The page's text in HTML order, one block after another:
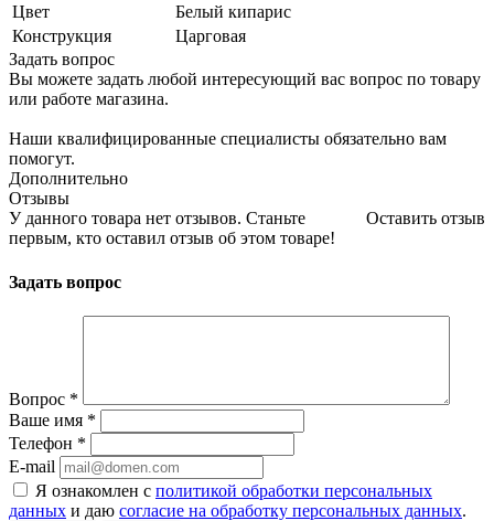
Цвет
Белый кипарис
Конструкция
Царговая
Задать вопрос
Вы можете задать любой интересующий вас вопрос по товару
или работе магазина.
Наши квалифицированные специалисты обязательно вам
помогут.
Дополнительно
Отзывы
Оставить отзыв
У данного товара нет отзывов. Станьте
первым, кто оставил отзыв об этом товаре!
Задать вопрос
Вопрос *
Ваше имя *
Телефон *
E-mail
Я ознакомлен с политикой обработки персональных
данных и даю согласие на обработку персональных данных.